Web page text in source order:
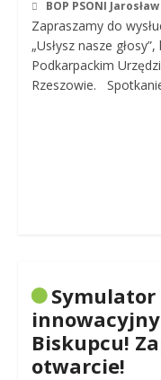
BOP PSONI Jarosław
Zapraszamy do
„Usłysz nasze
Podkarpackim
Rzeszowie.
Symulator
Biskupcu!
otwarcie!